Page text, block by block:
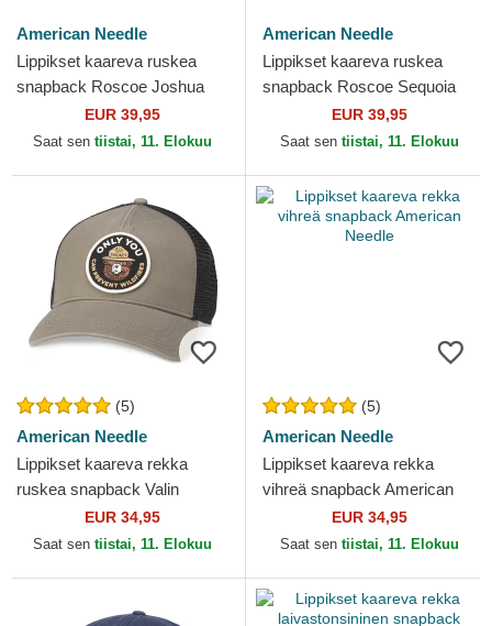
American Needle
Lippikset kaareva ruskea
snapback Roscoe Joshua
Tree National Park American
Needle
EUR 39,95
Saat sen tiistai, 11. Elokuu
American Needle
Lippikset kaareva ruskea
snapback Roscoe Sequoia
National Park American
Needle
EUR 39,95
Saat sen tiistai, 11. Elokuu
(5)
American Needle
Lippikset kaareva rekka
ruskea snapback Valin
American Needle
EUR 34,95
Saat sen tiistai, 11. Elokuu
(5)
American Needle
Lippikset kaareva rekka
vihreä snapback American
EUR 34,95
Saat sen tiistai, 11. Elokuu